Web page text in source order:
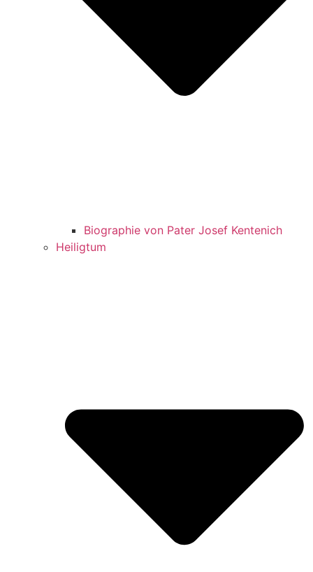
Biographie von Pater Josef Kentenich
Heiligtum